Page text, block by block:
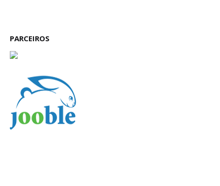
PARCEIROS